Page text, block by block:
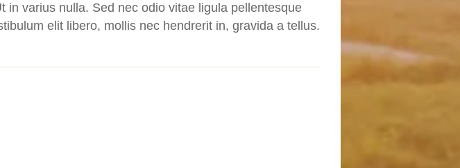
varius nulla. Sed nec odio vitae ligula pellentesque
elit libero, mollis nec hendrerit in, gravida a tellus.